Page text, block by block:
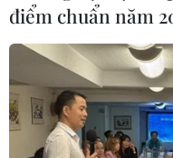
quỹ đầu tư mạo hiểm
trong quý 1 năm 2022.
điểm chuẩn năm